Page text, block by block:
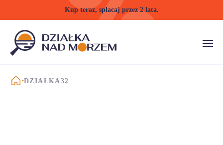
Kup teraz, spłacaj przez 2 lata.
STRONA GŁÓWNA
DZIAŁKA32